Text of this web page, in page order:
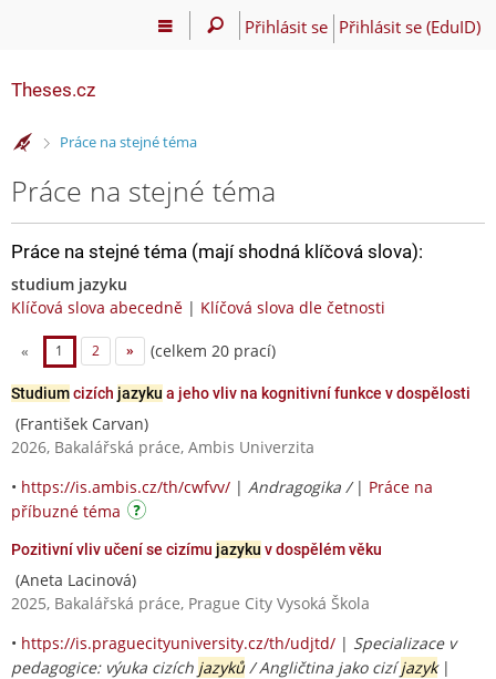
Přihlásit se Přihlásit se (EduID)
Theses.cz
>Práce na stejné téma
Práce na stejné téma
Práce na stejné téma (mají shodná klíčová slova):
studium jazyku
Klíčová slova abecedně | Klíčová slova dle četnosti
« 1 2 » (celkem 20 prací)
Studiumcizích jazyku a jeho vliv na kognitivní funkce v dospělosti
(František Carvan)
2026, Bakalářská práce, Ambis Univerzita
• https://is.ambis.cz/th/cwfvv/ | Andragogika / | Práce na
příbuzné téma
Pozitivní vliv učení se cizímu jazyku v dospělém věku
(Aneta Lacinová)
2025, Bakalářská práce, Prague City Vysoká Škola
• https://is.praguecityuniversity.cz/th/udjtd/ | Specializace v
pedagogice: výuka cizích jazyků/ Angličtina jako cizíjazyk|